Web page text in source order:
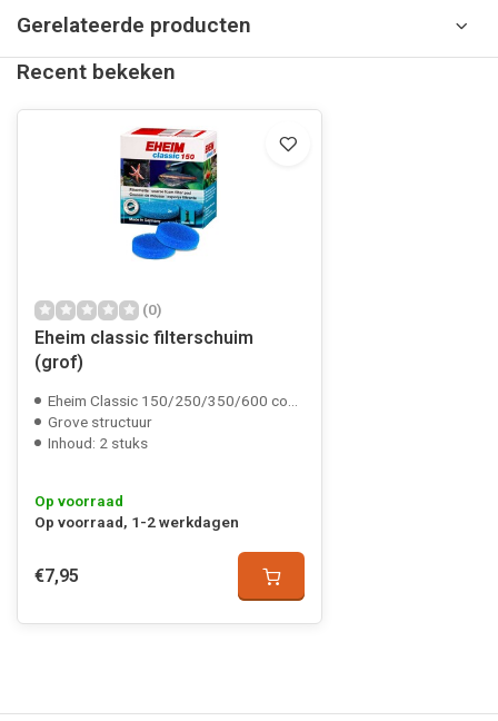
Gerelateerde producten
Recent bekeken
(0)
Eheim classic filterschuim
(grof)
Eheim Classic 150/250/350/600 compatible
Grove structuur
Inhoud: 2 stuks
Op voorraad
Op voorraad, 1-2 werkdagen
€7,95